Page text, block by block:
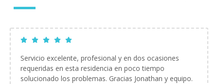
Servicio excelente, profesional y en dos ocasiones
requeridas en esta residencia en poco tiempo
solucionado los problemas. Gracias Jonathan y equipo.